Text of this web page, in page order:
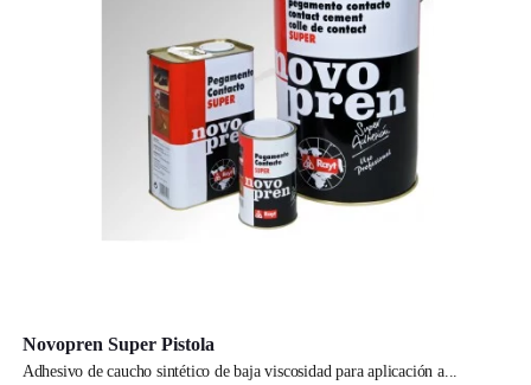
Novopren Super Pistola
adhesivo de caucho sintético de baja viscosidad para aplicación a